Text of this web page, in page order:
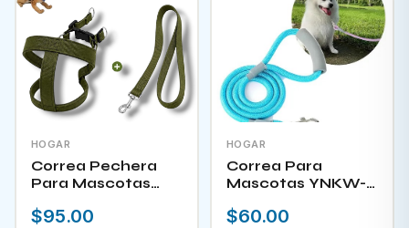
HOGAR
Correa Pechera
Para Mascotas
$95.00
HOGAR
Correa Para
Mascotas YNKW-
$60.00